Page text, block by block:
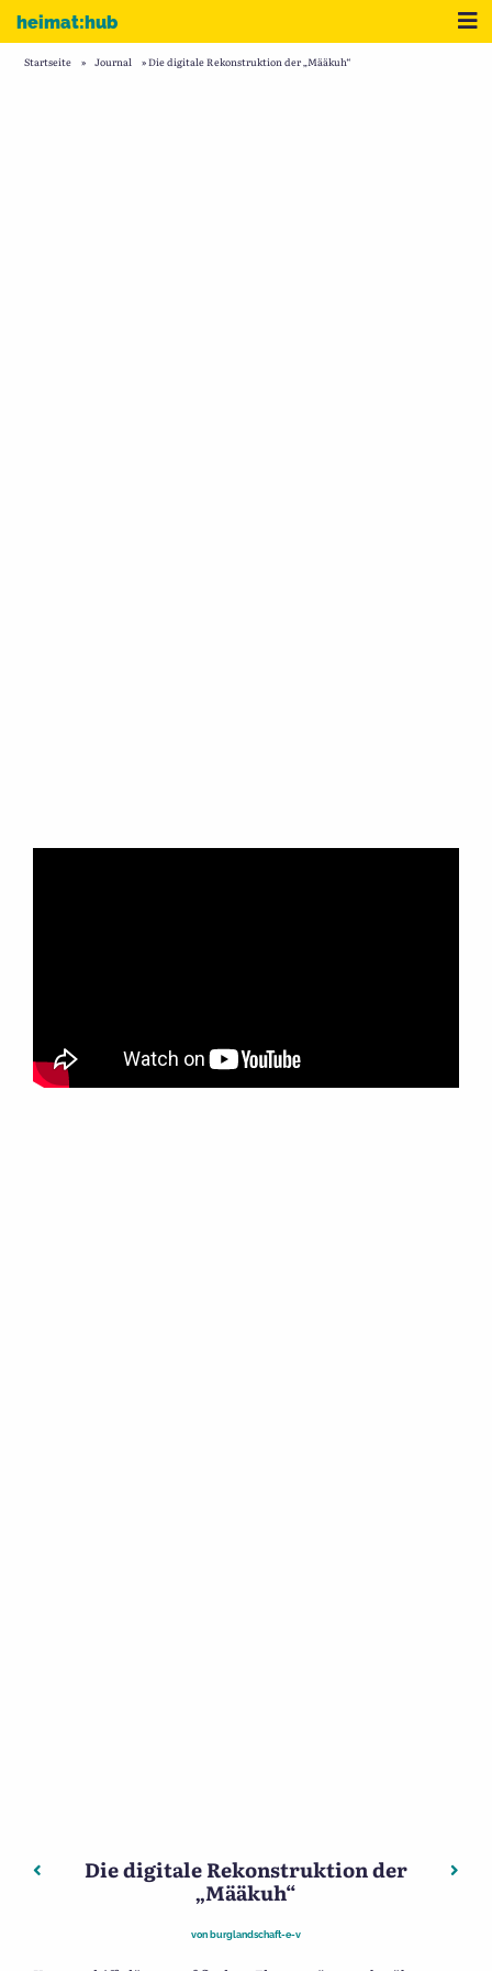
Zum Inhalt
heimat:hub
Startseite » Journal »Die digitale Rekonstruktion der „Määkuh“
Beitragsnavigation
Vorheriger: 1914: Der Wagner Theodor Mayer
Die digitale Rekonstruktion der
„Määkuh“
von burglandschaft-e-v